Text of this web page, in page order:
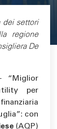
dei settori
regione
De
“Miglior
per
con
(AQP)